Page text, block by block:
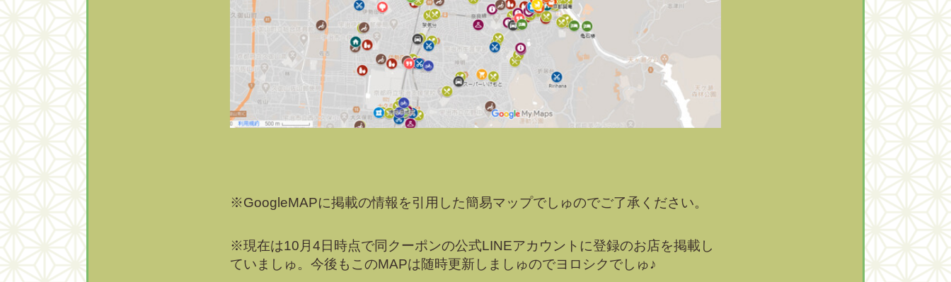
※GoogleMAPに掲載の情報を引用した簡易マップでしゅのでご了承ください。
※現在は10月4日時点で同クーポンの公式LINEアカウントに登録のお店を掲載し
ていましゅ。 今後もこのMAPは随時更新しましゅのでヨロシクでしゅ♪